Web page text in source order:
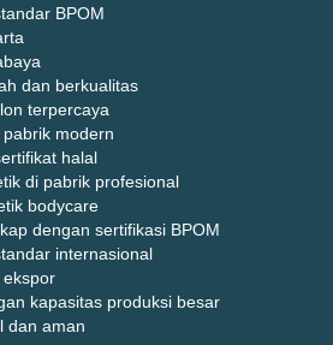
BPOM
dan berkualitas
terpercaya
modern
halal
di pabrik profesional
bodycare
dengan sertifikasi BPOM
internasional
ekspor
kapasitas produksi besar
dan aman